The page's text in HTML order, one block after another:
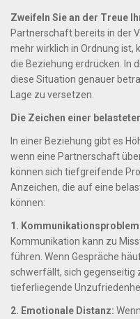
Zweifeln Sie an der Treue
Partnerschaft bereits in der
mehr wirklich in Ordnung ist,
die Beziehung erdrücken. In
diese Situation genauer
Lage zu versetzen.
Die Zeichen einer
In einer Beziehung gibt es
wenn eine Partnerschaft
können sich tiefgreifende
Anzeichen, die auf eine
können:
1.
Kommunikation kann zu
führen. Wenn Gespräche
schwerfällt, sich gegenseitig
tieferliegende
2. Emotionale Distanz: